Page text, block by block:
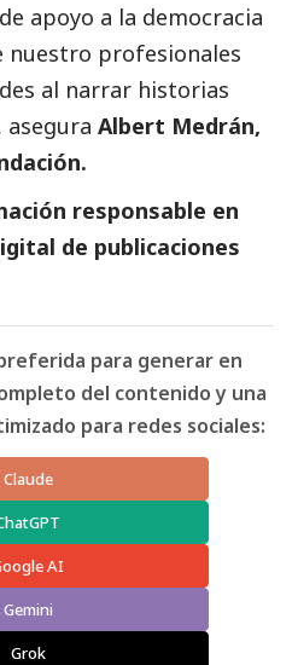
apoyo a la democracia
nuestro profesionales
al narrar historias
asegura Albert Medrán,
responsable en
de publicaciones
para generar en
del contenido y una
para redes sociales:
Claude
AI
Gemini
Grok